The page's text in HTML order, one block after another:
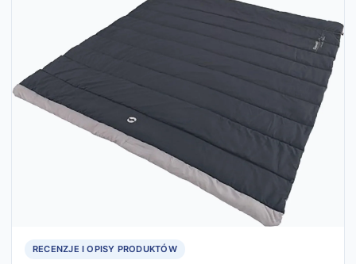
RECENZJE I OPISY PRODUKTÓW